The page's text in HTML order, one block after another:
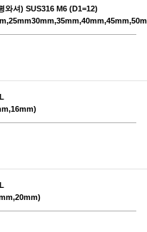
와셔) SUS316 M6 (D1=12)